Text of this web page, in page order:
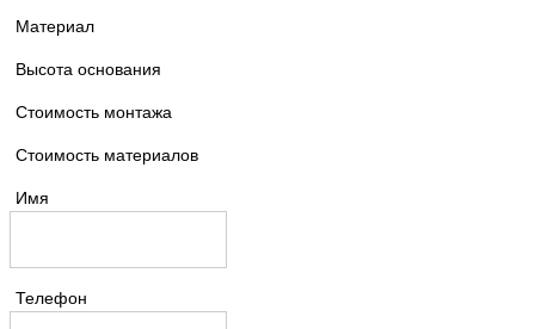
Материал
Высота основания
Стоимость монтажа
Стоимость материалов
Имя
Телефон